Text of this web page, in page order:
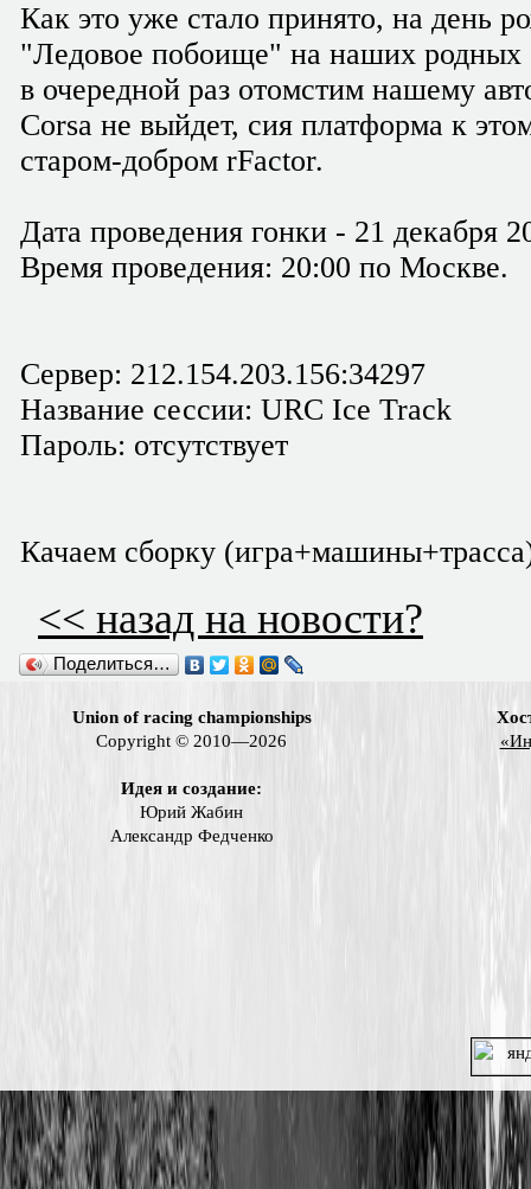
Как это уже стало принято, на день
"Ледовое побоище" на наших родных
в очередной раз отомстим нашему
Corsa не выйдет, сия платформа к
старом-добром rFactor.
Дата проведения гонки - 21 декабря
Время проведения: 20:00 по Москве.
Сервер: 212.154.203.156:34297
Название сессии: URC Ice Track
Пароль: отсутствует
Качаем сборку
<< назад на новости?
Поделиться…
Union of racing championships
Copyright © 2010—2026
Идея и создание:
Юрий Жабин
Александр Федченко